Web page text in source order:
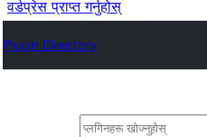
वर्डप्रेस प्राप्त गर्नुहोस्
Plugin Directory
खोज्नुहोस्